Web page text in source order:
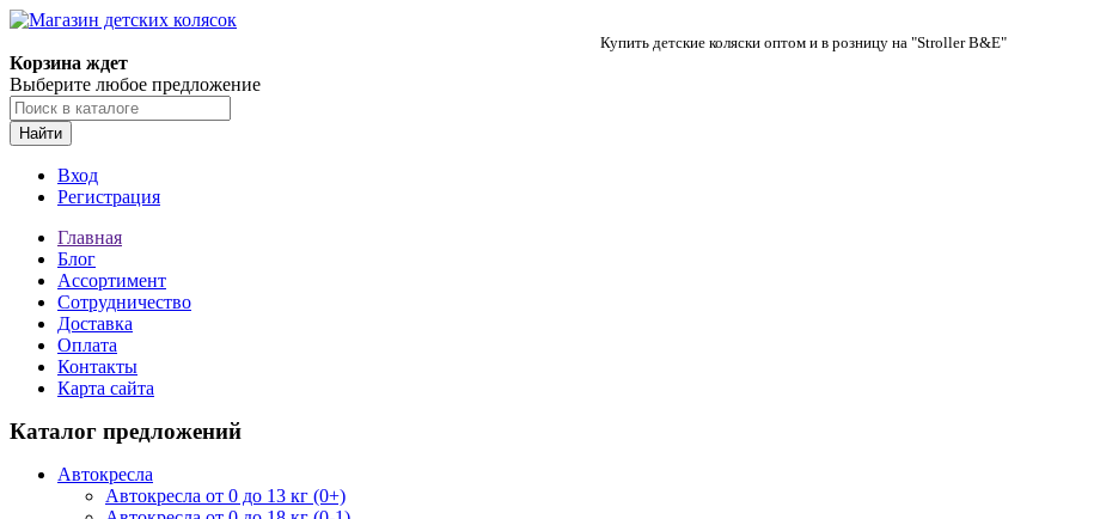
Купить детские коляски оптом и в розницу на "Stroller B&E"
Корзина ждет
Выберите любое предложение
Найти
Вход
Регистрация
Главная
Блог
Ассортимент
Сотрудничество
Доставка
Оплата
Контакты
Карта сайта
Каталог предложений
Автокресла
Автокресла от 0 до 13 кг (0+)